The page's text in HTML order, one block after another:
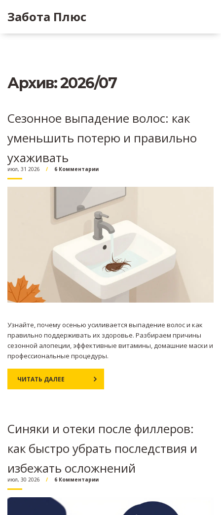
Забота Плюс
Архив: 2026/07
Сезонное выпадение волос: как
уменьшить потерю и правильно
ухаживать
июл, 31 2026 6 Комментарии
Узнайте, почему осенью усиливается выпадение волос и как
правильно поддерживать их здоровье. Разбираем причины
сезонной алопеции, эффективные витамины, домашние маски и
профессиональные процедуры.
ЧИТАТЬ ДАЛЕЕ
Синяки и отеки после филлеров:
как быстро убрать последствия и
избежать осложнений
июл, 30 2026 6 Комментарии